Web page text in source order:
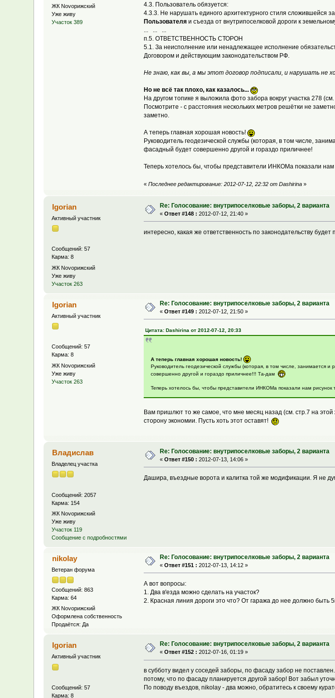
ЖК Novoрижский
Уже живу
Участок 389
4.3. Пользователь обязуется:
4.3.3. Не нарушать единого архитектурного стиля сложившейся
Пользователяи съезда от внутрипоселковой дороги к
п.5. ОТВЕТСТВЕННОСТЬ СТОРОН
5.1. За неисполнение или ненадлежащее исполнение
Договором и действующим законодательством РФ.
Не знаю, как вы, а мы этот договор подписали, и нарушать не
Но не всё так плохо, как казалось...
На другом топике я выложила фото забора вокруг участка 278 (см.
Посмотрите - с расстояния нескольких метров решётки не
заметно.
А теперь главная хорошая новость!
Руководитель геодезической службы (которая, в том числе,
фасадный будет совершенно другой и гораздо приличнее!
Теперь хотелось бы, чтобы представители ИНКОМа показали нам
« Последнее редактирование: 2012-07-12, 22:32 от Dashirina»
Igorian
Активный участник
Сообщений: 57
Карма: 8
ЖК Novoрижский
Уже живу
Участок 263
Re: Голосование: внутрипоселковые заборы, 2 варианта
«Ответ #148 : 2012-07-12, 21:40 »
интересно, какая же ответственность по законодательству
Igorian
Активный участник
Сообщений: 57
Карма: 8
ЖК Novoрижский
Уже живу
Участок 263
Re: Голосование: внутрипоселковые заборы, 2 варианта
«Ответ #149 : 2012-07-12, 21:50 »
Цитата: Dashirina от 2012-07-12, 20:33
А теперь главная хорошая новость!
Руководитель геодезической службы (которая, в том числе, занимается
совершенно другой и гораздо приличнее!!! Та-дам
Теперь хотелось бы, чтобы представители ИНКОМа показали нам рисунок
Вам пришлют то же самое, что мне месяц назад (см. стр.7 на
сторону экономии. Пусть хоть этот оставят!
Владислав
Владелец участка
Сообщений: 2057
Карма: 154
ЖК Novoрижский
Уже живу
Участок 119
Сообщение с подробностями
Re: Голосование: внутрипоселковые заборы, 2 варианта
«Ответ #150 : 2012-07-13, 14:06 »
Дашира, въездные ворота и калитка той же модификации. Я не
nikolay
Ветеран форума
Сообщений: 863
Карма: 64
ЖК Novoрижский
Оформлена собственность
Продаётся: Да
Re: Голосование: внутрипоселковые заборы, 2 варианта
«Ответ #151 : 2012-07-13, 14:12 »
А вот вопросы:
1. Два в'езда можно сделать на участок?
2. Красная линия дороги это что? От гаража до нее должно быть
Igorian
Активный участник
Сообщений: 57
Карма: 8
Re: Голосование: внутрипоселковые заборы, 2 варианта
«Ответ #152 : 2012-07-16, 01:19 »
в субботу видел у соседей заборы, по фасаду забор не
потому, что по фасаду планируется другой забор! Вот забыл
По поводу въездов, nikolay - два можно, обратитесь к своему